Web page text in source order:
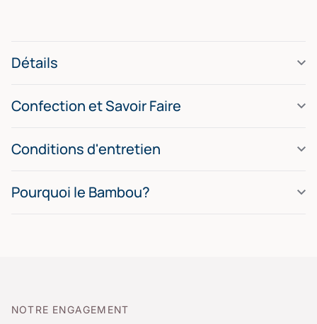
Détails
Confection et Savoir Faire
Conditions d'entretien
Pourquoi le Bambou?
NOTRE ENGAGEMENT